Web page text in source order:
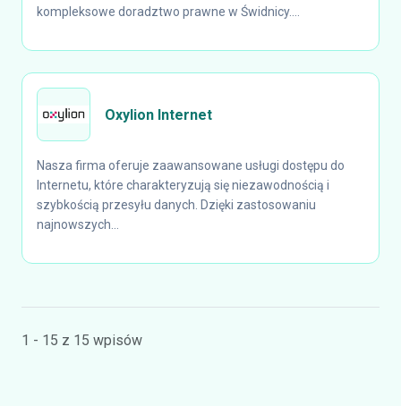
kompleksowe doradztwo prawne w Świdnicy....
Oxylion Internet
Nasza firma oferuje zaawansowane usługi dostępu do
Internetu, które charakteryzują się niezawodnością i
szybkością przesyłu danych. Dzięki zastosowaniu
najnowszych...
1 - 15 z 15 wpisów